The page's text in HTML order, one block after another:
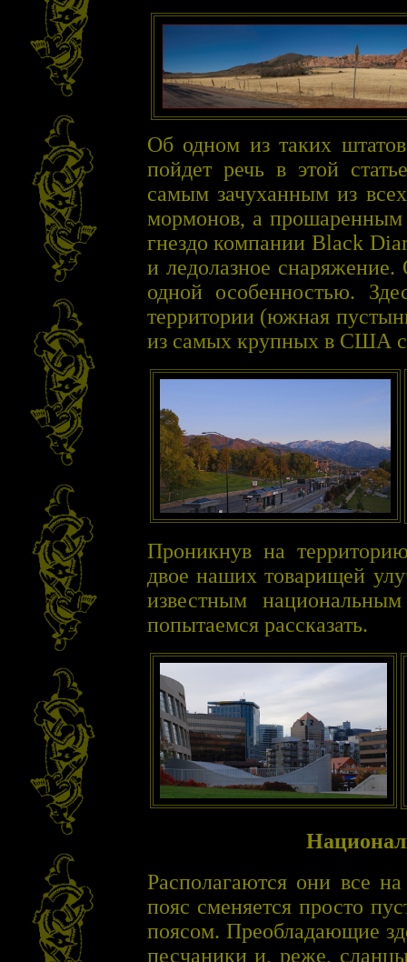
Об одном из таких
пойдет речь в этой
самым зачуханным из
мормонов, а прошаренным
гнездо компании Black
и ледолазное
одной особенностью.
территории (южная
из самых крупных в США
Проникнув на
двое наших товарищей
известным
попытаемся рассказать.
Располагаются они все
пояс сменяется просто
поясом. Преобладающие
песчаники и, реже,